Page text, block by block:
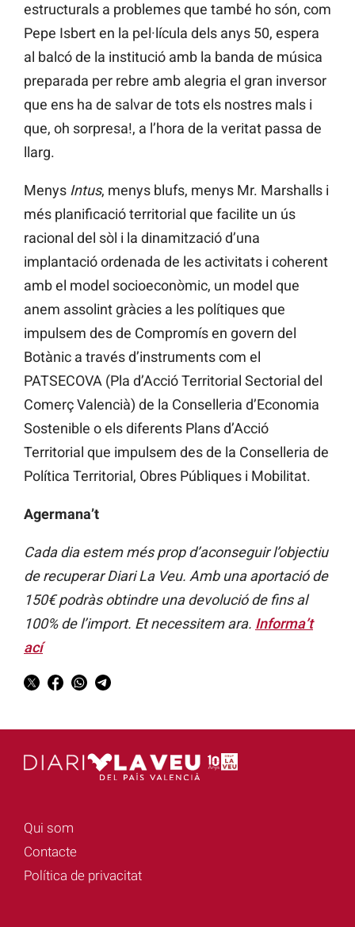
estructurals a problemes que també ho són, com
Pepe Isbert en la pel·lícula dels anys 50, espera
al balcó de la institució amb la banda de música
preparada per rebre amb alegria el gran inversor
que ens ha de salvar de tots els nostres mals i
que, oh sorpresa!, a l’hora de la veritat passa de
llarg.
Menys Intus, menys blufs, menys Mr. Marshalls i
més planificació territorial que facilite un ús
racional del sòl i la dinamització d’una
implantació ordenada de les activitats i coherent
amb el model socioeconòmic, un model que
anem assolint gràcies a les polítiques que
impulsem des de Compromís en govern del
Botànic a través d’instruments com el
PATSECOVA (Pla d’Acció Territorial Sectorial del
Comerç Valencià) de la Conselleria d’Economia
Sostenible o els diferents Plans d’Acció
Territorial que impulsem des de la Conselleria de
Política Territorial, Obres Públiques i Mobilitat.
Agermana’t
Cada dia estem més prop d’aconseguir l’objectiu
de recuperar Diari La Veu. Amb una aportació de
150€ podràs obtindre una devolució de fins al
100% de l’import. Et necessitem ara. Informa’t
ací
Qui som
Contacte
Política de privacitat